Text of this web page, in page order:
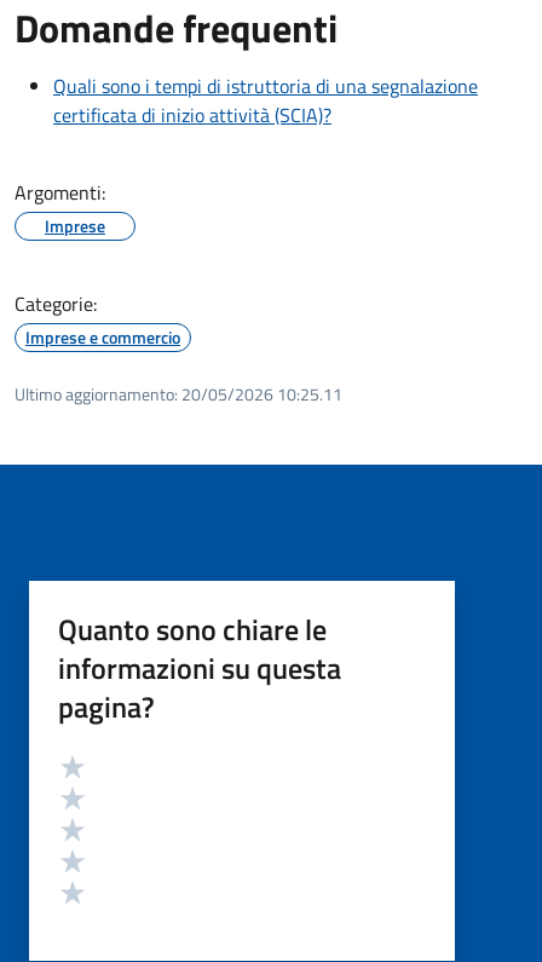
Domande frequenti
Quali sono i tempi di istruttoria di una segnalazione
certificata di inizio attività (SCIA)?
Argomenti:
Imprese
Categorie:
Imprese e commercio
Ultimo aggiornamento: 20/05/2026 10:25.11
Quanto sono chiare le
informazioni su questa
pagina?
Valutazione